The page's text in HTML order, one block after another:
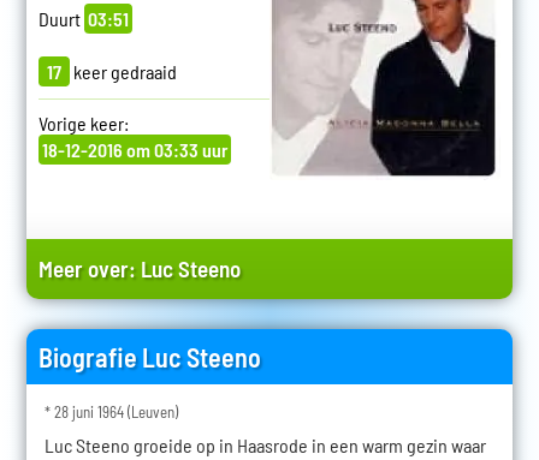
Duurt 03:51
17 keer gedraaid
Vorige keer:
18-12-2016 om 03:33 uur
Meer over: Luc Steeno
Biografie Luc Steeno
* 28 juni 1964 (Leuven)
Luc Steeno groeide op in Haasrode in een warm gezin waar